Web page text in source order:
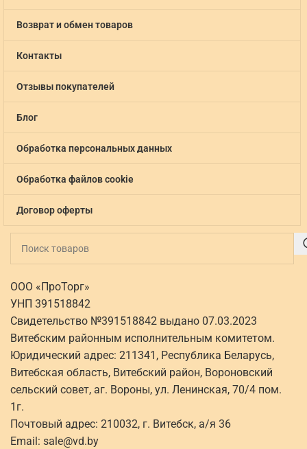
Возврат и обмен товаров
Контакты
Отзывы покупателей
Блог
Обработка персональных данных
Обработка файлов cookie
Договор оферты
ООО «ПроТорг»
УНП 391518842
Свидетельство №391518842 выдано 07.03.2023
Витебским районным исполнительным комитетом.
Юридический адрес: 211341, Республика Беларусь,
Витебская область, Витебский район, Вороновский
сельский совет, аг. Вороны, ул. Ленинская, 70/4 пом.
1г.
Почтовый адрес: 210032, г. Витебск, а/я 36
Email: sale@vd.by